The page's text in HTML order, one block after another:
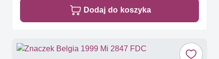
Dodaj do koszyka